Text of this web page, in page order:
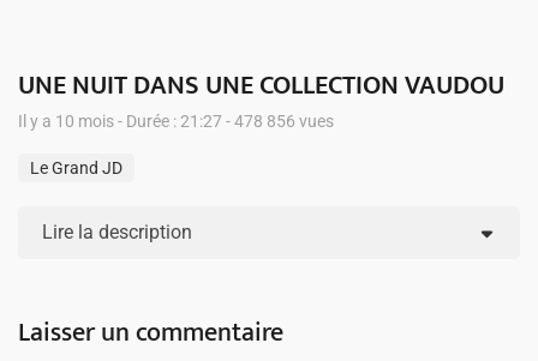
UNE NUIT DANS UNE COLLECTION VAUDOU
Il y a 10 mois - Durée : 21:27 - 478 856 vues
Le Grand JD
Lire la description
Laisser un commentaire